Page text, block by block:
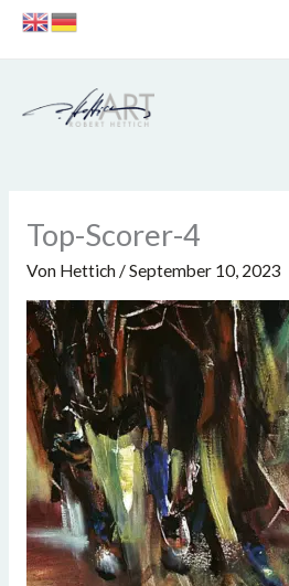
Zum
Top-Scorer-4
Von Hettich /September 10, 2023